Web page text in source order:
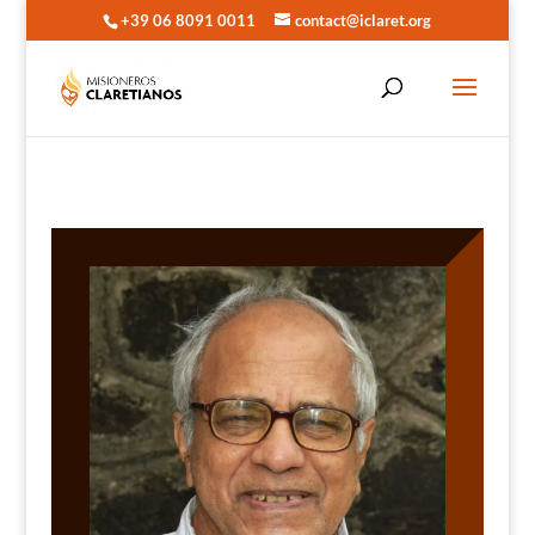
+39 06 8091 0011 contact@iclaret.org